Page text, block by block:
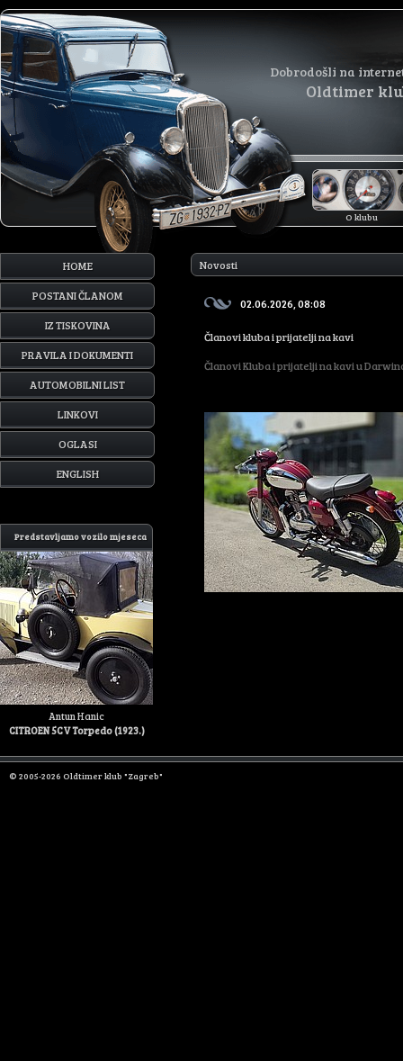
Dobrodošli na
Oldtimer
O klubu
HOME
POSTANI ČLANOM
IZ TISKOVINA
PRAVILA I DOKUMENTI
AUTOMOBILNI LIST
LINKOVI
OGLASI
ENGLISH
Predstavljamo vozilo mjeseca
Antun Hanic
CITROEN 5CV Torpedo (1923.)
Novosti
02.06.2026, 08:08
Članovi kluba i prijatelji na kavi
Članovi Kluba i prijatelji na kavi u
© 2005-2026 Oldtimer klub "Zagreb"